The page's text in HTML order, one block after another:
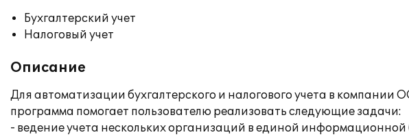
Бухгалтерский учет
Налоговый учет
Описание
Для автоматизации бухгалтерского и налогового учета в
программа помогает пользователю реализовать следующие задачи:
- ведение учета нескольких организаций в единой информационной